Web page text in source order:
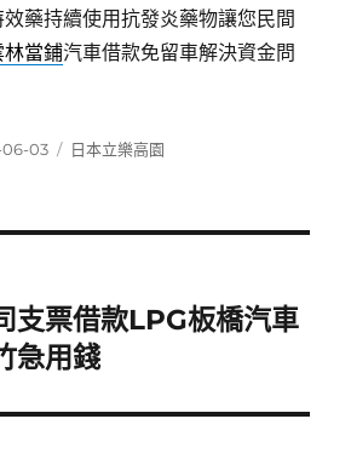
效藥持續使用抗發炎藥物讓您民間
林當鋪汽車借款免留車解決資金問
06-03
分
日本立樂高園
支票借款LPG板橋汽車
急用錢